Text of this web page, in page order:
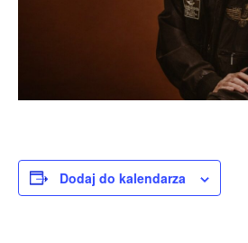
Dodaj do kalendarza